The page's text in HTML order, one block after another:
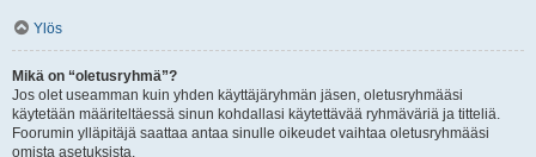
Ylös
Mikä on “oletusryhmä”?
Jos olet useamman kuin yhden käyttäjäryhmän jäsen, oletusryhmääsi
käytetään määriteltäessä sinun kohdallasi käytettävää ryhmäväriä ja titteliä.
Foorumin ylläpitäjä saattaa antaa sinulle oikeudet vaihtaa oletusryhmääsi
omista asetuksista.